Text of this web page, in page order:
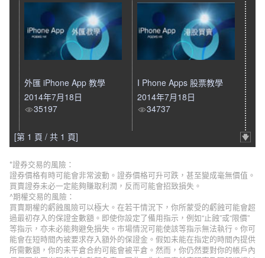
外匯 iPhone App 教學
2014年7月18日
35197
I Phone Apps 股票教學
2014年7月18日
34737
[第 1 頁 / 共 1 頁]
*證券交易的風險：
證券價格有時可能會非常波動。證券價格可升可跌，甚至變成毫無價值。
買賣證券未必一定能夠賺取利潤，反而可能會招致損失。
^期權交易的風險：
買賣期權的虧蝕風險可以極大。在若干情況下，你所蒙受的虧蝕可能會超
過最初存入的保證金數額。即使你設定了備用指示，例如“止蝕”或“限價”
等指示，亦未必能夠避免損失。市場情況可能使該等指示無法執行。你可
能會在短時間內被要求存入額外的保證金。假如未能在指定的時間內提供
所需數額，你的未平倉合約可能會被平倉。然而，你仍然要對你的帳戶內